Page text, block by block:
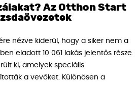
Az Otthon Start
nézve kiderül, hogy a siker nem a
eladott 10 061 lakás jelentős része
ki, amelyek speciális
a vevőket. Különösen a